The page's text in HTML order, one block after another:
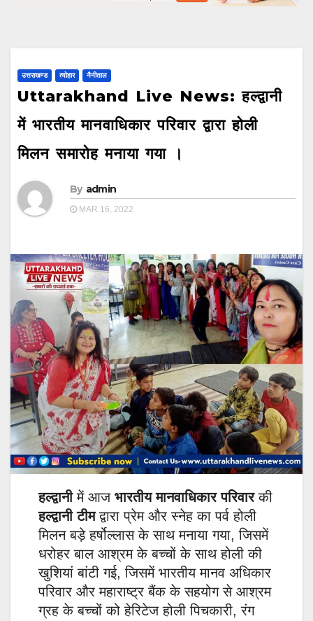
उत्तराखण्ड त्योहार नैनीताल
Uttarakhand Live News: हल्द्वानी
में भारतीय मानवाधिकार परिवार द्वारा होली
मिलन समारोह मनाया गया ।
By admin
MAR 16, 2022
हल्द्वानीमें आज भारतीय मानवाधिकार परिवारकी
हल्द्वानी टीमद्वारा प्रेम और स्नेह का पर्व होली
मिलन बड़े हर्षोल्लास के साथ मनाया गया, जिसमें
धरोहर बाल आश्रम के बच्चों के साथ होली की
खुशियां बांटी गई, जिसमें भारतीय मानव अधिकार
परिवार और महाराष्ट्र बैंक के सहयोग से आश्रम
ग्रह के बच्चों को हेरिटेज होली पिचकारी, रंग